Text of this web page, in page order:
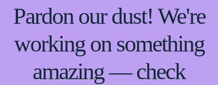
Pardon our dust! We're
working on something
amazing — check